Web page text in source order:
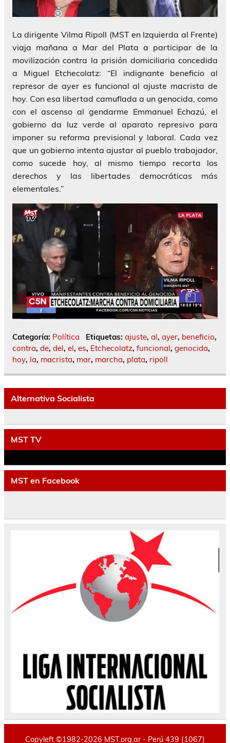
La dirigente Vilma Ripoll (MST en Izquierda al Frente)
viaja mañana a Mar del Plata a participar de la
movilización contra la prisión domiciliaria concedida
a Miguel Etchecolatz: “El indignante beneficio al
represor de ayer es funcional al ajuste macrista de
hoy. Con esa libertad camuflada a un genocida, como
con el ascenso al gendarme Emmanuel Echazú, el
gobierno da luz verde al aparato represivo para
imponer su reforma previsional y laboral. Cada vez
que un gobierno intenta ajustar al pueblo trabajador,
como sucede hoy, al mismo tiempo recorta los
derechos y las libertades democráticas más
elementales.”
Categoría: Política Etiquetas: ajuste, al, ayer, beneficio,
contra, de, del, el, es, Etchecolatz, funcional, genocida,
hoy, la, macrista, mar, marcha, plata, ripoll
Alternativa Socialista
MST TV
MST en Facebook
Copyleft ©1982-2026 MST.org.ar - Perú 439 (1067)